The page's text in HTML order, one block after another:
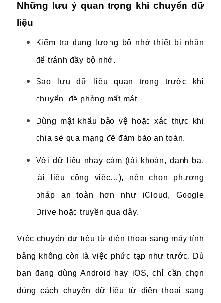
Những lưu ý quan trọng khi chuyển dữ
liệu
Kiểm tra dung lượng bộ nhớ thiết bị nhận
để tránh đầy bộ nhớ.
Sao lưu dữ liệu quan trọng trước khi
chuyển, đề phòng mất mát.
Dùng mật khẩu bảo vệ hoặc xác thực khi
chia sẻ qua mạng để đảm bảo an toàn.
Với dữ liệu nhạy cảm (tài khoản, danh bạ,
tài liệu công việc…), nên chọn phương
pháp an toàn hơn như iCloud, Google
Drive hoặc truyền qua dây.
Việc chuyển dữ liệu từ điện thoại sang máy tính
bảng không còn là việc phức tạp như trước. Dù
bạn đang dùng Android hay iOS, chỉ cần chọn
đúng cách chuyển dữ liệu từ điện thoại sang